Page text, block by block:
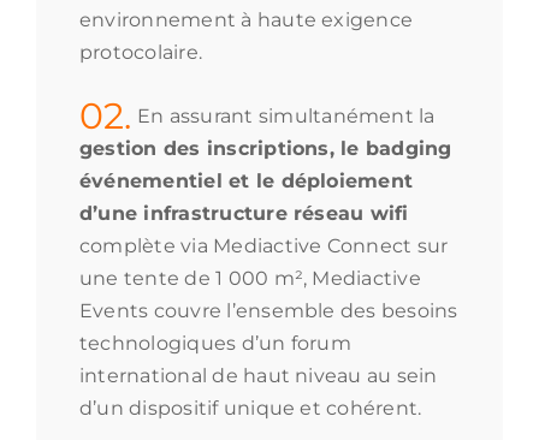
environnement à haute exigence
protocolaire.
02. En assurant simultanément la
gestion des inscriptions, le badging
événementiel et le déploiement
d’une infrastructure réseau wifi
complète via Mediactive Connect sur
une tente de 1 000 m², Mediactive
Events couvre l’ensemble des besoins
technologiques d’un forum
international de haut niveau au sein
d’un dispositif unique et cohérent.